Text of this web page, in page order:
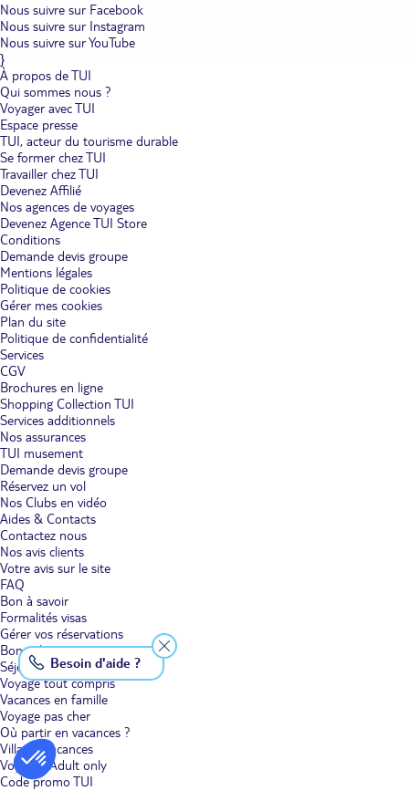
Nous suivre sur Facebook
Nous suivre sur Instagram
Nous suivre sur YouTube
}
À propos de TUI
Qui sommes nous ?
Voyager avec TUI
Espace presse
TUI, acteur du tourisme durable
Se former chez TUI
Travailler chez TUI
Devenez Affilié
Nos agences de voyages
Devenez Agence TUI Store
Conditions
Demande devis groupe
Mentions légales
Politique de cookies
Gérer mes cookies
Plan du site
Politique de confidentialité
Services
CGV
Brochures en ligne
Shopping Collection TUI
Services additionnels
Nos assurances
TUI musement
Demande devis groupe
Réservez un vol
Nos Clubs en vidéo
Aides & Contacts
Contactez nous
Nos avis clients
Votre avis sur le site
FAQ
Bon à savoir
Formalités visas
Gérer vos réservations
Bons plans voyage
Séjour
Voyage tout compris
Vacances en famille
Voyage pas cher
Où partir en vacances ?
Villages vacances
Voyages Adult only
Code promo TUI
Besoin d'aide ?